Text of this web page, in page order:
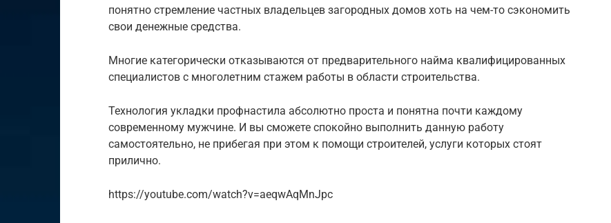
понятно стремление частных владельцев загородных домов хоть на чем-то сэкономить
свои денежные средства.
Многие категорически отказываются от предварительного найма квалифицированных
специалистов с многолетним стажем работы в области строительства.
Технология укладки профнастила абсолютно проста и понятна почти каждому
современному мужчине. И вы сможете спокойно выполнить данную работу
самостоятельно, не прибегая при этом к помощи строителей, услуги которых стоят
прилично.
https://youtube.com/watch?v=aeqwAqMnJpc